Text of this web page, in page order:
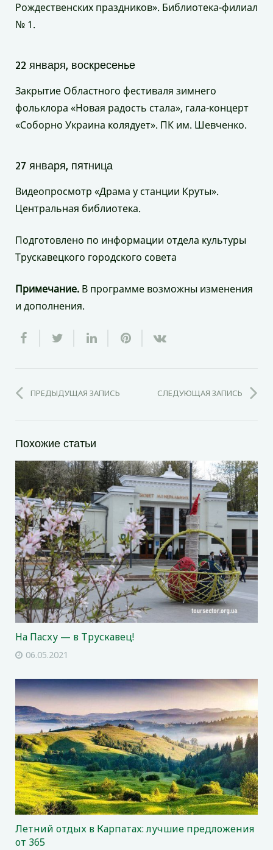
Рождественских праздников». Библиотека-филиал
№ 1.
22 января, воскресенье
Закрытие Областного фестиваля зимнего
фольклора «Новая радость стала», гала-концерт
«Соборно Украина колядует». ПК им. Шевченко.
27 января, пятница
Видеопросмотр «Драма у станции Круты».
Центральная библиотека.
Подготовлено по информации отдела культуры
Трускавецкого городского совета
Примечание. В программе возможны изменения
и дополнения.
ПРЕДЫДУЩАЯ ЗАПИСЬ СЛЕДУЮЩАЯ ЗАПИСЬ
Похожие статьи
На Пасху — в Трускавец!
06.05.2021
Летний отдых в Карпатах: лучшие предложения
от 365